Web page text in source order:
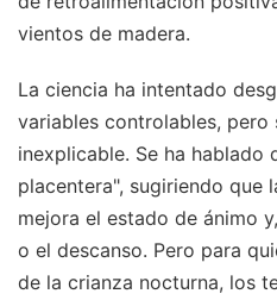
vientos de madera.
La ciencia ha intentado
variables controlables, pero
inexplicable. Se ha
placentera", sugiriendo que
mejora el estado de ánimo
o el descanso. Pero para
de la crianza nocturna, los